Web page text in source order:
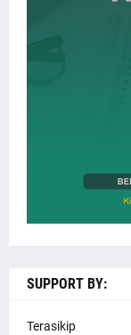
SUPPORT BY:
Terasikip